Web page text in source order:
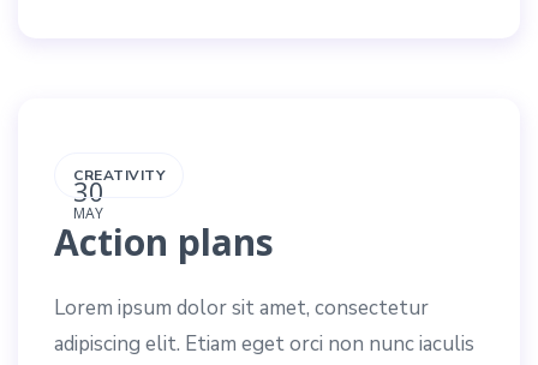
30
MAY
CREATIVITY
Action plans
Lorem ipsum dolor sit amet, consectetur
adipiscing elit. Etiam eget orci non nunc iaculis